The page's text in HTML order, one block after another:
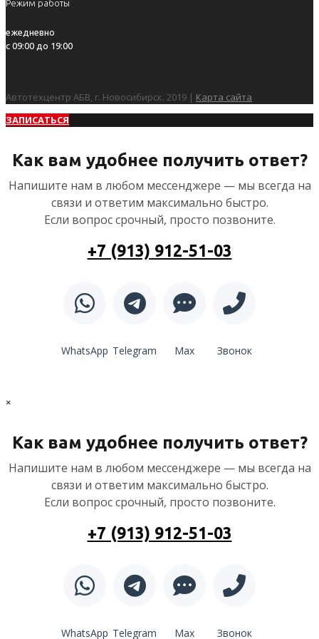
Режим работы
ежедневно
с 09:00 до 19:00
Автотехцентр АБВ, г. Новосибирск. 2019 | Карта сайта
ЗАПИСАТЬСЯ
Как вам удобнее получить ответ?
Напишите нам в любом мессенджере — мы всегда на
связи и ответим максимально быстро.
Если вопрос срочный, просто позвоните.
+7 (913) 912-51-03
WhatsApp Telegram Max Звонок
×
Как вам удобнее получить ответ?
Напишите нам в любом мессенджере — мы всегда на
связи и ответим максимально быстро.
Если вопрос срочный, просто позвоните.
+7 (913) 912-51-03
WhatsApp Telegram Max Звонок